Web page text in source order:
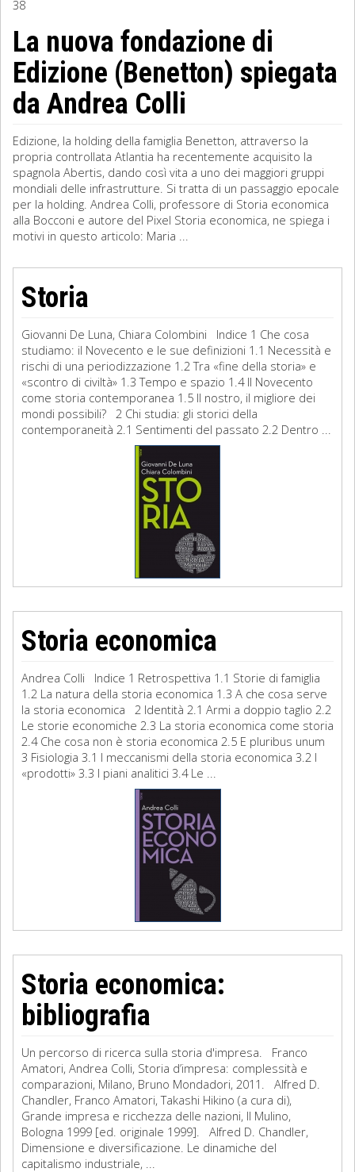
Sociologia
Filosofia
Storia
Matematica
Diritto
38
La nuova fondazione di
Edizione (Benetton) spiegata
da Andrea Colli
Edizione, la holding della famiglia Benetton, attraverso la
propria controllata Atlantia ha recentemente acquisito la
spagnola Abertis, dando così vita a uno dei maggiori gruppi
mondiali delle infrastrutture. Si tratta di un passaggio epocale
per la holding. Andrea Colli, professore di Storia economica
alla Bocconi e autore del Pixel Storia economica, ne spiega i
motivi in questo articolo: Maria ...
Storia
Giovanni De Luna, Chiara Colombini Indice 1 Che cosa
studiamo: il Novecento e le sue definizioni 1.1 Necessità e
rischi di una periodizzazione 1.2 Tra «fine della storia» e
«scontro di civiltà» 1.3 Tempo e spazio 1.4 Il Novecento
come storia contemporanea 1.5 Il nostro, il migliore dei
mondi possibili? 2 Chi studia: gli storici della
contemporaneità 2.1 Sentimenti del passato 2.2 Dentro ...
Storia economica
Andrea Colli Indice 1 Retrospettiva 1.1 Storie di famiglia
1.2 La natura della storia economica 1.3 A che cosa serve
la storia economica 2 Identità 2.1 Armi a doppio taglio 2.2
Le storie economiche 2.3 La storia economica come storia
2.4 Che cosa non è storia economica 2.5 E pluribus unum
3 Fisiologia 3.1 I meccanismi della storia economica 3.2 I
«prodotti» 3.3 I piani analitici 3.4 Le ...
Storia economica:
bibliografia
Un percorso di ricerca sulla storia d'impresa. Franco
Amatori, Andrea Colli, Storia d’impresa: complessità e
comparazioni, Milano, Bruno Mondadori, 2011. Alfred D.
Chandler, Franco Amatori, Takashi Hikino (a cura di),
Grande impresa e ricchezza delle nazioni, Il Mulino,
Bologna 1999 [ed. originale 1999]. Alfred D. Chandler,
Dimensione e diversificazione. Le dinamiche del
capitalismo industriale, ...